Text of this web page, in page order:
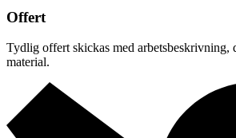
Offert
Tydlig offert skickas med arbetsbeskrivning,
material.